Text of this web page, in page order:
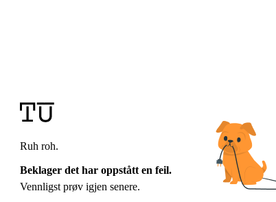
Ruh roh.
Beklager det har oppstått en feil.
Vennligst prøv igjen senere.